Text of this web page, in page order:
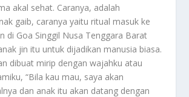
akal sehat. Caranya, adalah
gaib, caranya yaitu ritual masuk ke
di Goa Singgil Nusa Tenggara Barat
jin itu untuk dijadikan manusia biasa.
dibuat mirip dengan wajahku atau
“Bila kau mau, saya akan
dan anak itu akan datang dengan